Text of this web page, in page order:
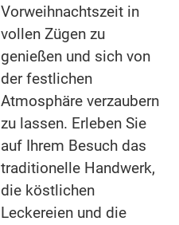
Vorweihnachtszeit in
vollen Zügen zu
genießen und sich von
der festlichen
Atmosphäre verzaubern
zu lassen. Erleben Sie
auf Ihrem Besuch das
traditionelle Handwerk,
die köstlichen
Leckereien und die